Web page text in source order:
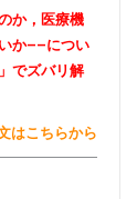
か，医療機
か――につい
でズバリ解
はこちらから